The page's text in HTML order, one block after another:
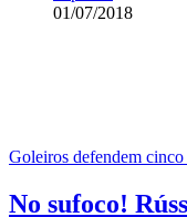
01/07/2018
Goleiros defendem
No sufoco!